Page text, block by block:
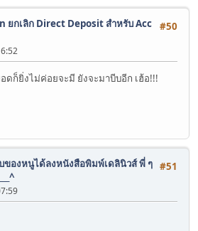
#50
ยกเลิก Direct Deposit สำหรับ Acc
ดก็ยิ่งไม่ค่อยจะมี ยังจะมาบีบอีก เฮ้อ!!!
#51
บของหนูได้ลงหนังสือพิมพ์เดลินิวส์ พี่ ๆ